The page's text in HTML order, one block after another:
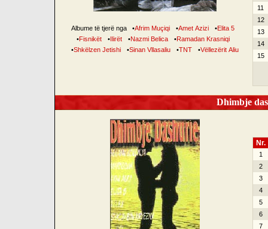
Albume të tjerë nga •Afrim Muçiqi •Amet Azizi •Elita 5
•Fisnikët •Ilirët •Nazmi Belica •Ramadan Krasniqi
•Shkëlzen Jetishi •Sinan Vllasaliu •TNT •Vëllezërit Aliu
11
12
13
14
15
Dhimbje
Nr.
1
2
3
4
5
6
7